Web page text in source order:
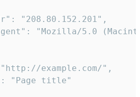
"208.80.152.201",
"Mozilla/5.0
example.com/",
"Page title"